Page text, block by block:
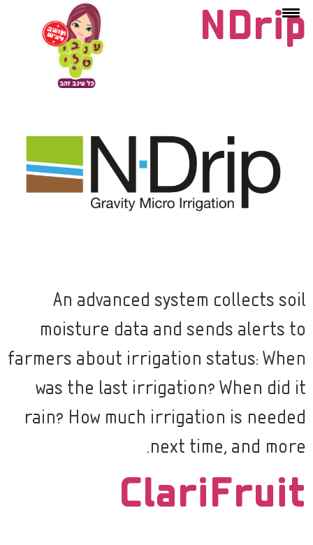
NDrip
An advanced system collects soil
moisture data and sends alerts to
farmers about irrigation status: When
was the last irrigation? When did it
rain? How much irrigation is needed
next time, and more.
ClariFruit